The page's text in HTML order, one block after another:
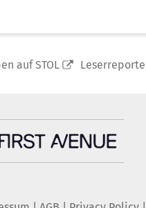
auf STOL